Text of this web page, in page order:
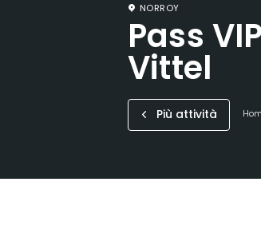
NORROY
Pass
Vittel
Più attività